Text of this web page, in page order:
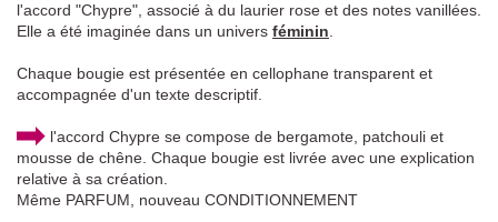
l'accord "Chypre", associé à du laurier rose et des notes vanillées.
Elle a été imaginée dans un univers féminin.
Chaque bougie est présentée en cellophane transparent et
accompagnée d'un texte descriptif.
l'accord Chypre se compose de bergamote, patchouli et
mousse de chêne. Chaque bougie est livrée avec une explication
relative à sa création.
Même PARFUM, nouveau CONDITIONNEMENT